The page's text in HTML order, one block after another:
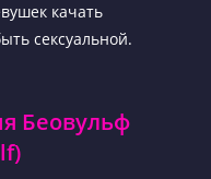
качать
сексуальной.
Беовульф